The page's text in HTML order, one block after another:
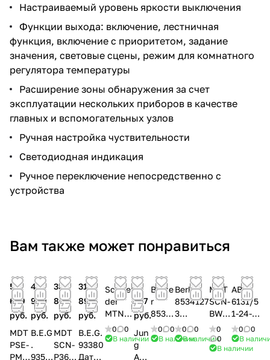
Настраиваемый уровень яркости выключения
Функции выхода: включение, лестничная
функция, включение с приоритетом, задание
значения, световые сцены, режим для комнатного
регулятора температуры
Расширение зоны обнаружения за счет
эксплуатации нескольких приборов в качестве
главных и вспомогательных узлов
Ручная настройка чуствительности
Светодиодная индикация
Ручное переключение непосредственно с
устройства
Вам также может понравиться
51
639
руб.
MDT
PSE-
PMC
40
909
руб.
B.E.G
.
9352
33
800
руб.
MDT
SCN-
P360
31
891
руб.
B.E.G.
93380
Датчи
Schnei
der
MTN63
1846
Датчи
0
0
В наличии
81
237
руб.
Jun
g
A32
Berke
r
8534
2185
Датч
0
0
В наличии
Berker
8534127
3
Инфрак
расный
0
0
В наличии
MDT
SCN-
BWM
55.01
Датч
ик
0
0
В наличии
ABB
6131/5
1-24-
500
Датчи
к
0
0
В